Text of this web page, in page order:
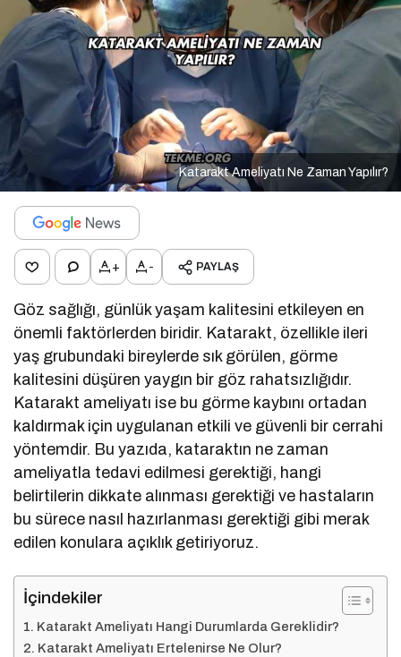
Katarakt Ameliyatı Ne Zaman Yapılır?
+ - PAYLAŞ
Göz sağlığı, günlük yaşam kalitesini etkileyen en
önemli faktörlerden biridir. Katarakt, özellikle ileri
yaş grubundaki bireylerde sık görülen, görme
kalitesini düşüren yaygın bir göz rahatsızlığıdır.
Katarakt ameliyatı ise bu görme kaybını ortadan
kaldırmak için uygulanan etkili ve güvenli bir cerrahi
yöntemdir. Bu yazıda, kataraktın ne zaman
ameliyatla tedavi edilmesi gerektiği, hangi
belirtilerin dikkate alınması gerektiği ve hastaların
bu sürece nasıl hazırlanması gerektiği gibi merak
edilen konulara açıklık getiriyoruz.
İçindekiler
Katarakt Ameliyatı Hangi Durumlarda Gereklidir?
Katarakt Ameliyatı Ertelenirse Ne Olur?